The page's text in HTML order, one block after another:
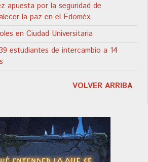
apuesta por la seguridad de
la paz en el Edoméx
en Ciudad Universitaria
estudiantes de intercambio a 14
VOLVER ARRIBA